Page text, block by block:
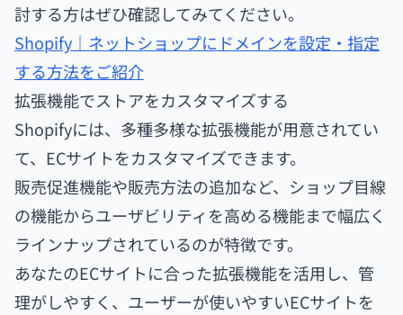
討する方はぜひ確認してみてください。
Shopify｜ネットショップにドメインを設定・指定
する方法をご紹介
拡張機能でストアをカスタマイズする
Shopifyには、多種多様な拡張機能が用意されてい
て、ECサイトをカスタマイズできます。
販売促進機能や販売方法の追加など、ショップ目線
の機能からユーザビリティを高める機能まで幅広く
ラインナップされているのが特徴です。
あなたのECサイトに合った拡張機能を活用し、管
理がしやすく、ユーザーが使いやすいECサイトを